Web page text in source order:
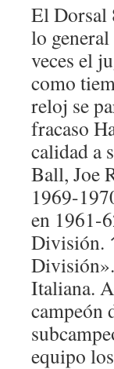
El Dorsal
lo
veces el
como
reloj se
fracaso
calidad a
Ball, Joe
1969-
en 1961-
División.
Italiana.
campeón
equipo